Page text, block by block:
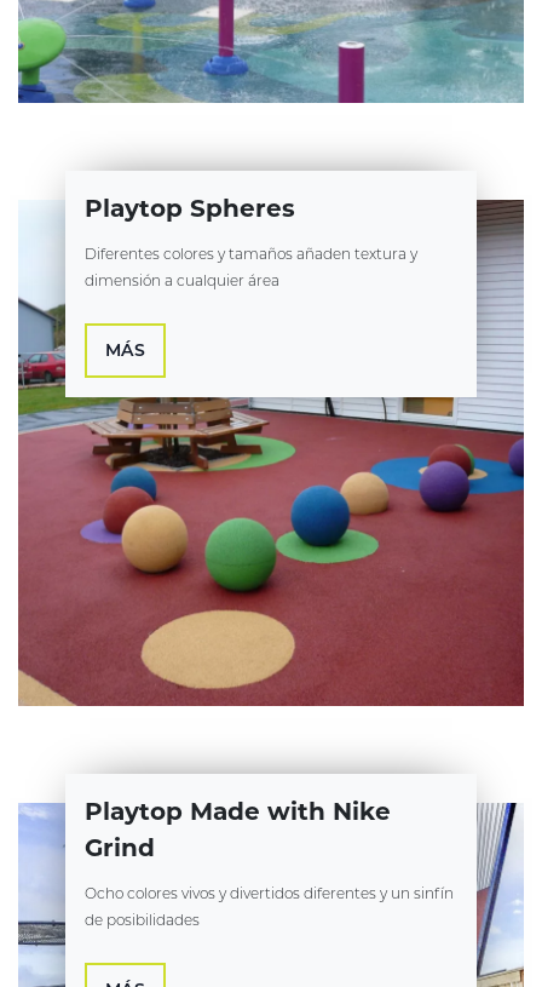
Playtop Spheres
Diferentes colores y tamaños añaden textura y
dimensión a cualquier área
MÁS
Playtop Made with Nike
Grind
Ocho colores vivos y divertidos diferentes y un sinfín
de posibilidades